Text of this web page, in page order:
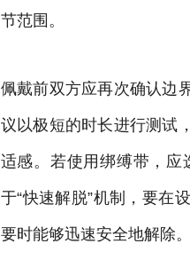
节范围。
佩戴前双方应再次确认边
议以极短的时长进行测试
适感。若使用绑缚带，应
于“快速解脱”机制，要在
要时能够迅速安全地解除。